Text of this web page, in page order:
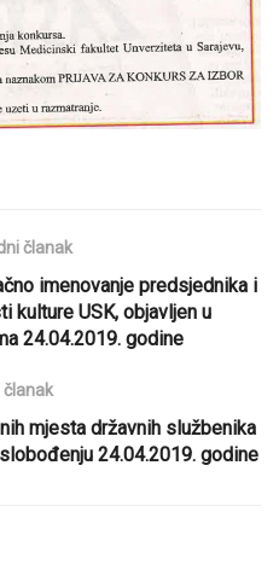
članak
imenovanje predsjednika i
kulture USK, objavljen u
24.04.2019. godine
članak
mjesta državnih službenika
24.04.2019. godine